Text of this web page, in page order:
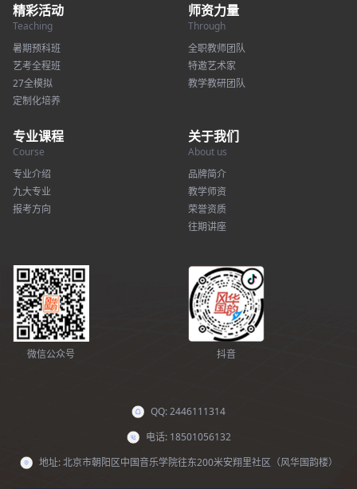
精彩活动
Teaching
暑期预科班
艺考全程班
27全模拟
定制化培养
师资力量
Through
全职教师团队
特邀艺术家
教学教研团队
专业课程
Course
专业介绍
九大专业
报考方向
关于我们
About us
品牌简介
教学师资
荣誉资质
往期讲座
微信公众号 抖音
QQ: 2446111314
电话: 18501056132
地址: 北京市朝阳区中国音乐学院往东200米安翔里社区（风华国韵楼）